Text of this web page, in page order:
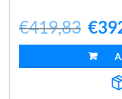
€419,83 Le
prix
initial
était :
€